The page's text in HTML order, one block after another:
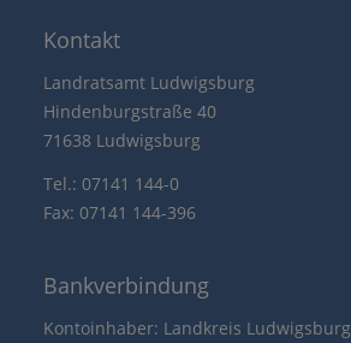
Kontakt
Landratsamt Ludwigsburg
Hindenburgstraße 40
71638 Ludwigsburg
Tel.: 07141 144-0
Fax: 07141 144-396
Bankverbindung
Kontoinhaber: Landkreis Ludwigsburg